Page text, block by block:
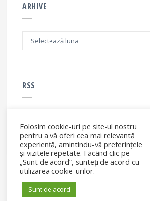
ARHIVE
RSS
RSS - articole
© Elena Filip. All rights reserved ® - Site
Folosim cookie-uri pe site-ul nostru
pentru a vă oferi cea mai relevantă
experiență, amintindu-vă preferințele
și vizitele repetate. Făcând clic pe
„Sunt de acord”, sunteți de acord cu
utilizarea cookie-urilor.
Sunt de acord